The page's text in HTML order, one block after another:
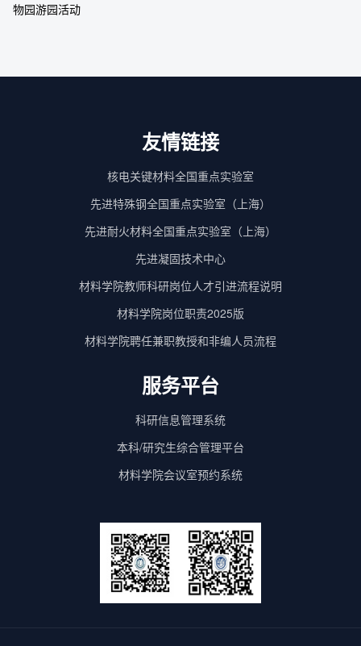
物园游园活动
友情链接
核电关键材料全国重点实验室
先进特殊钢全国重点实验室（上海）
先进耐火材料全国重点实验室（上海）
先进凝固技术中心
材料学院教师科研岗位人才引进流程说明
材料学院岗位职责2025版
材料学院聘任兼职教授和非编人员流程
服务平台
科研信息管理系统
本科/研究生综合管理平台
材料学院会议室预约系统